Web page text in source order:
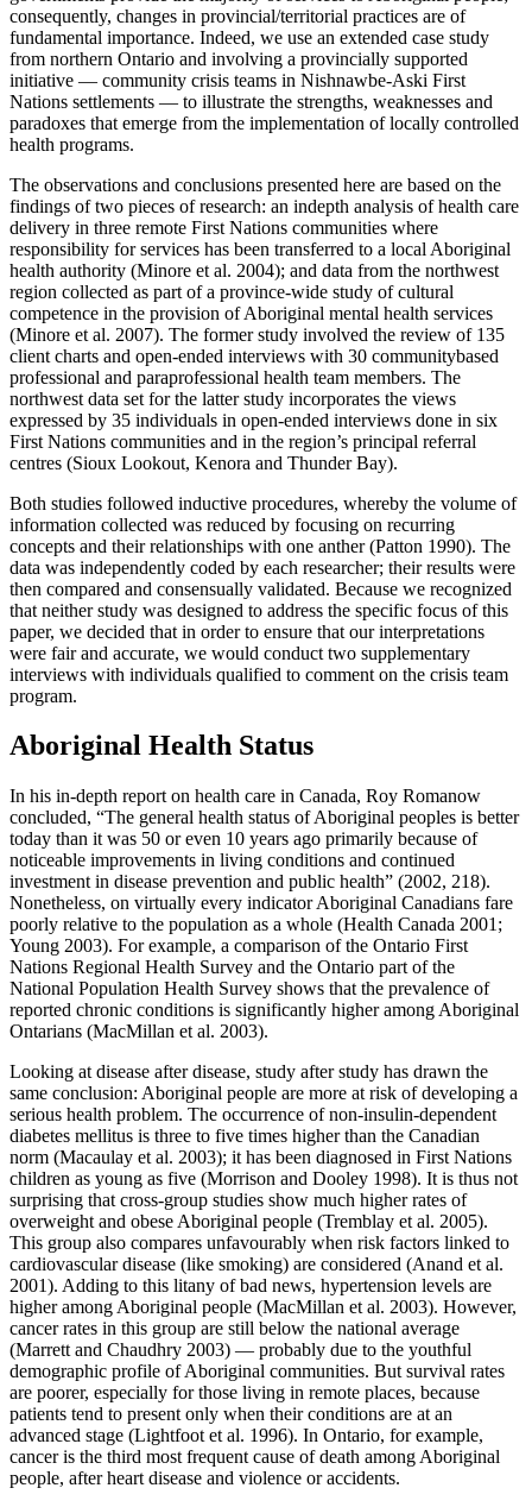
consequently, changes in provincial/territorial practices are of
fundamental importance. Indeed, we use an extended case study
from northern Ontario and involving a provincially supported
initiative — community crisis teams in Nishnawbe-Aski First
Nations settlements — to illustrate the strengths, weaknesses and
paradoxes that emerge from the implementation of locally controlled
health programs.
The observations and conclusions presented here are based on the
findings of two pieces of research: an indepth analysis of health care
delivery in three remote First Nations communities where
responsibility for services has been transferred to a local Aboriginal
health authority (Minore et al. 2004); and data from the northwest
region collected as part of a province-wide study of cultural
competence in the provision of Aboriginal mental health services
(Minore et al. 2007). The former study involved the review of 135
client charts and open-ended interviews with 30 communitybased
professional and paraprofessional health team members. The
northwest data set for the latter study incorporates the views
expressed by 35 individuals in open-ended interviews done in six
First Nations communities and in the region’s principal referral
centres (Sioux Lookout, Kenora and Thunder Bay).
Both studies followed inductive procedures, whereby the volume of
information collected was reduced by focusing on recurring
concepts and their relationships with one anther (Patton 1990). The
data was independently coded by each researcher; their results were
then compared and consensually validated. Because we recognized
that neither study was designed to address the specific focus of this
paper, we decided that in order to ensure that our interpretations
were fair and accurate, we would conduct two supplementary
interviews with individuals qualified to comment on the crisis team
program.
Aboriginal Health Status
In his in-depth report on health care in Canada, Roy Romanow
concluded, “The general health status of Aboriginal peoples is better
today than it was 50 or even 10 years ago primarily because of
noticeable improvements in living conditions and continued
investment in disease prevention and public health” (2002, 218).
Nonetheless, on virtually every indicator Aboriginal Canadians fare
poorly relative to the population as a whole (Health Canada 2001;
Young 2003). For example, a comparison of the Ontario First
Nations Regional Health Survey and the Ontario part of the
National Population Health Survey shows that the prevalence of
reported chronic conditions is significantly higher among Aboriginal
Ontarians (MacMillan et al. 2003).
Looking at disease after disease, study after study has drawn the
same conclusion: Aboriginal people are more at risk of developing a
serious health problem. The occurrence of non-insulin-dependent
diabetes mellitus is three to five times higher than the Canadian
norm (Macaulay et al. 2003); it has been diagnosed in First Nations
children as young as five (Morrison and Dooley 1998). It is thus not
surprising that cross-group studies show much higher rates of
overweight and obese Aboriginal people (Tremblay et al. 2005).
This group also compares unfavourably when risk factors linked to
cardiovascular disease (like smoking) are considered (Anand et al.
2001). Adding to this litany of bad news, hypertension levels are
higher among Aboriginal people (MacMillan et al. 2003). However,
cancer rates in this group are still below the national average
(Marrett and Chaudhry 2003) — probably due to the youthful
demographic profile of Aboriginal communities. But survival rates
are poorer, especially for those living in remote places, because
patients tend to present only when their conditions are at an
advanced stage (Lightfoot et al. 1996). In Ontario, for example,
cancer is the third most frequent cause of death among Aboriginal
people, after heart disease and violence or accidents.